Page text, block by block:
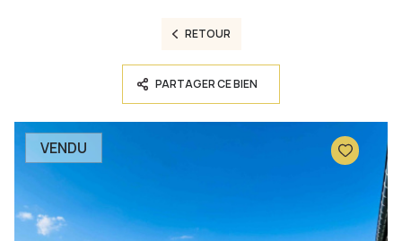
RETOUR
PARTAGER CE BIEN
VENDU